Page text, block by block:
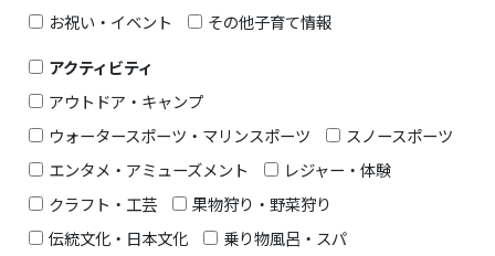
お祝い・イベント
その他子育て情報
アクティビティ
アウトドア・キャンプ
ウォータースポーツ・マリンスポーツ
スノースポーツ
エンタメ・アミューズメント
レジャー・体験
クラフト・工芸
果物狩り・野菜狩り
伝統文化・日本文化
乗り物風呂・スパ